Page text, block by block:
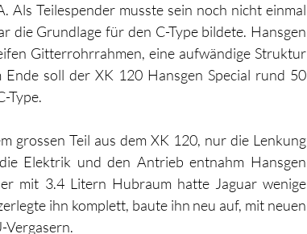
Als Teilespender musste sein noch nicht einmal
die Grundlage für den C-Type bildete. Hansgen
Gitterrohrrahmen, eine aufwändige Struktur
soll der XK 120 Hansgen Special rund 50
Type.
grossen Teil aus dem XK 120, nur die Lenkung
Elektrik und den Antrieb entnahm Hansgen
mit 3.4 Litern Hubraum hatte Jaguar wenige
ihn komplett, baute ihn neu auf, mit neuen
Vergasern.